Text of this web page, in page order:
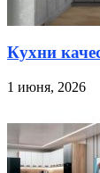
Кухни
1 июня, 2026